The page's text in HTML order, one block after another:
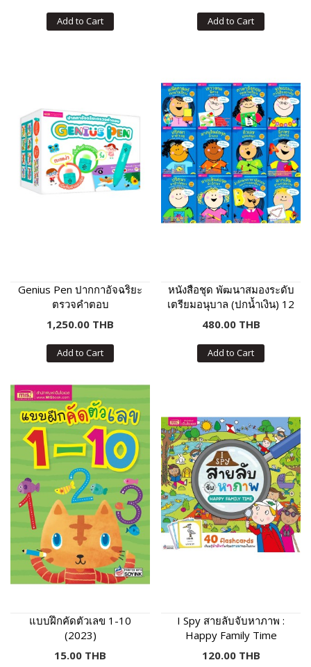
Add to Cart Add to Cart
Genius Pen ปากกาอัจฉริยะ
ตรวจคำตอบ
1,250.00 THB
Add to Cart
หนังสือชุด พัฒนาสมองระดับ
เตรียมอนุบาล (ปกน้ำเงิน) 12
เล่ม
480.00 THB
Add to Cart
แบบฝึกคัดตัวเลข 1-10
(2023)
15.00 THB
I Spy สายลับจับหาภาพ :
Happy Family Time
120.00 THB